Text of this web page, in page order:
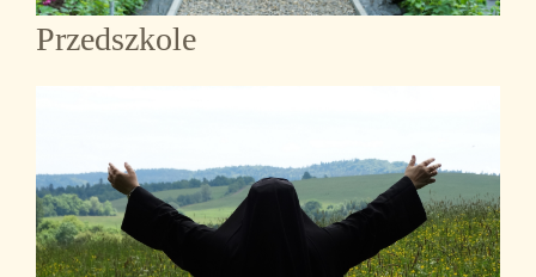
Przedszkole